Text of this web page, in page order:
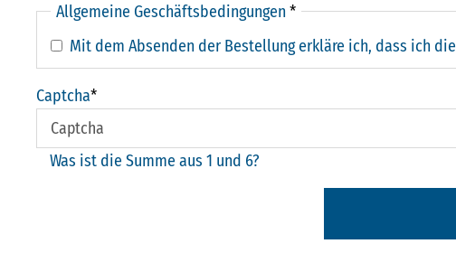
Allgemeine Geschäftsbedingungen*
Mit dem Absenden der Bestellung erkläre ich, dass ich die
Captcha*
Was ist die Summe aus 1 und 6?